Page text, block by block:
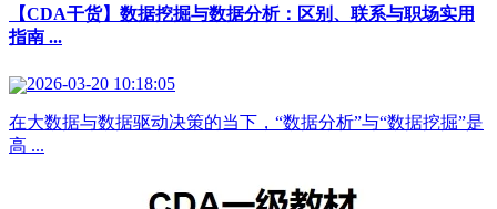
【CDA干货】数据挖掘与数据分析：区别、联系与职场实用
指南 ...
2026-03-20 10:18:05
在大数据与数据驱动决策的当下，“数据分析”与“数据挖掘”是
高 ...